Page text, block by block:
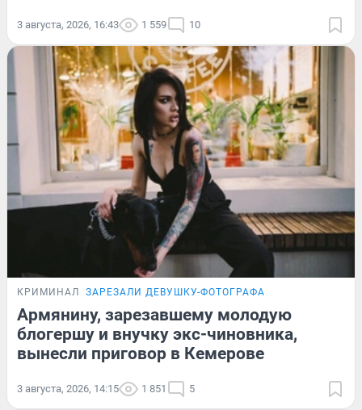
3 августа, 2026, 16:43 1 559 10
КРИМИНАЛ ЗАРЕЗАЛИ ДЕВУШКУ-ФОТОГРАФА
Армянину, зарезавшему молодую
блогершу и внучку экс-чиновника,
вынесли приговор в Кемерове
3 августа, 2026, 14:15 1 851 5